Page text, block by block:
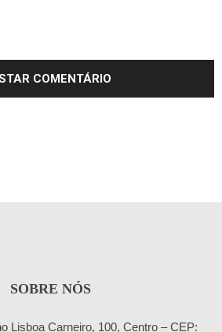
SOBRE NÓS
Lisboa Carneiro, 100, Centro – CEP: